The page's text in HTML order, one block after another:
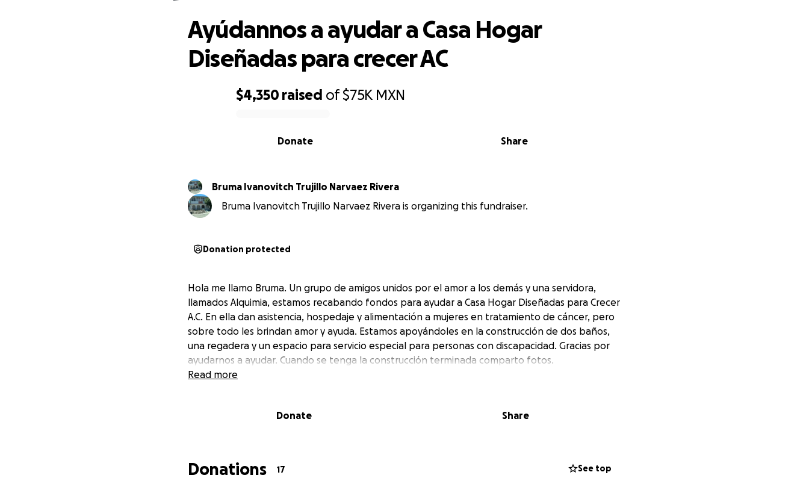
$4,350 raised of$75K MXN
Share
Donate
Ayúdannos a ayudar a Casa Hogar
Diseñadas para crecer AC
Bruma Ivanovitch Trujillo Narvaez Rivera
Bruma Ivanovitch Trujillo Narvaez Rivera is organizing this fundraiser.
Donation protected
Hola me llamo Bruma. Un grupo de amigos unidos por el amor a los demás y una servidora,
llamados Alquimia, estamos recabando fondos para ayudar a Casa Hogar Diseñadas para Crecer
A.C. En ella dan asistencia, hospedaje y alimentación a mujeres en tratamiento de cáncer, pero
sobre todo les brindan amor y ayuda. Estamos apoyándoles en la construcción de dos baños,
una regadera y un espacio para servicio especial para personas con discapacidad. Gracias por
ayudarnos a ayudar. Cuando se tenga la construcción terminada comparto fotos.
Read more
Donate Share
Donations 17 See top